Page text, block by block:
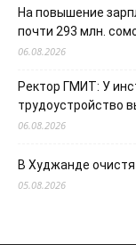
На повышение
почти 293 млн.
06.08.2026
Ректор ГМИТ: У
трудоустройство
06.08.2026
В Худжанде
05.08.2026